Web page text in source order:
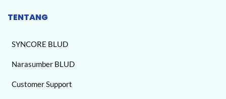
TENTANG
SYNCORE BLUD
Narasumber BLUD
Customer Support